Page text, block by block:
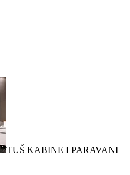
TUŠ KABINE I PARAVANI